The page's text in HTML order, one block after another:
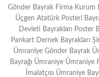
Gönder Bayrak Firma Kurum
Üçgen Atatürk Posteri
Devleti Bayrakları Poster
Pankart Dernek Bayrakları
Ümraniye Gönder Bayrak
Bayrağı Ümraniye Ümraniye
İmalatçısı Ümraniye